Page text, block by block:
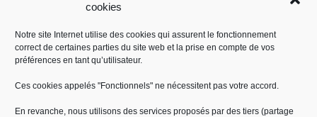
cookies
Notre site Internet utilise des cookies qui assurent le fonctionnement
correct de certaines parties du site web et la prise en compte de vos
préférences en tant qu’utilisateur.
Ces cookies appelés "Fonctionnels" ne nécessitent pas votre accord.
En revanche, nous utilisons des services proposés par des tiers (partage
Politique de cookies (UE)
RÉGION SUD